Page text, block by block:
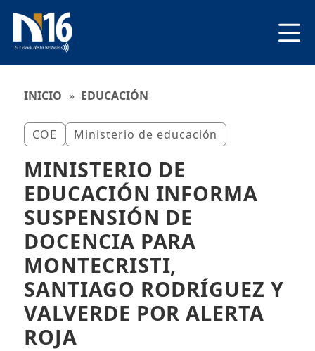
INICIO » EDUCACIÓN
COE Ministerio de educación
MINISTERIO DE
EDUCACIÓN INFORMA
SUSPENSIÓN DE
DOCENCIA PARA
MONTECRISTI,
SANTIAGO RODRÍGUEZ Y
VALVERDE POR ALERTA
ROJA